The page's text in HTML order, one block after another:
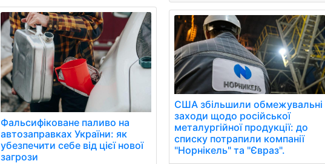
Фальсифіковане паливо на
автозаправках України: як
убезпечити себе від цієї нової
загрози
США збільшили обмежувальні
заходи щодо російської
металургійної продукції: до
списку потрапили компанії
"Норнікель" та "Євраз".